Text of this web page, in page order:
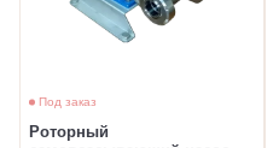
Под заказ
Роторный